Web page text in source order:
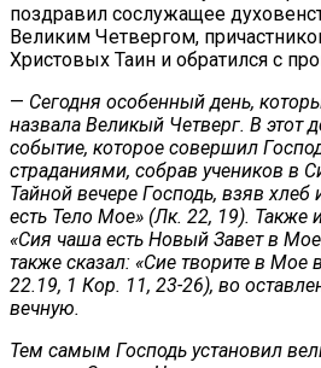
поздравил сослужащее
Великим Четвергом,
Христовых Таин и обратился с
— Сегодня особенный день,
назвала Великый Четверг. В этот
событие, которое совершил
страданиями, собрав учеников в
Тайной вечере Господь, взяв хлеб
есть Тело Мое» (Лк. 22, 19). Также
«Сия чаша есть Новый Завет в
также сказал: «Сие творите в Мое
22.19, 1 Кор. 11, 23-26), во
вечную.
Тем самым Господь установил